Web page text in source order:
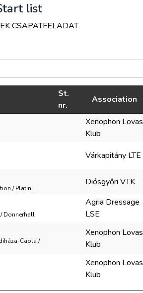
list
CSAPATFELADAT
St.
nr.
Association
Xenophon Lovas
Klub
Várkapitány LTE
/ Platini
Diósgyőri VTK
Donnerhall
Agria Dressage
LSE
Caola /
Xenophon Lovas
Klub
Xenophon Lovas
Klub